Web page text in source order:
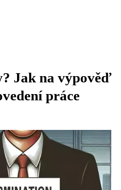
Jak na výpověď
práce